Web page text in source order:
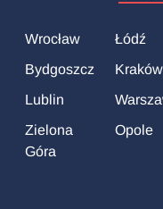
Wrocław
Bydgoszcz
Lublin
Zielona
Góra
Łódź
Kraków
Opole